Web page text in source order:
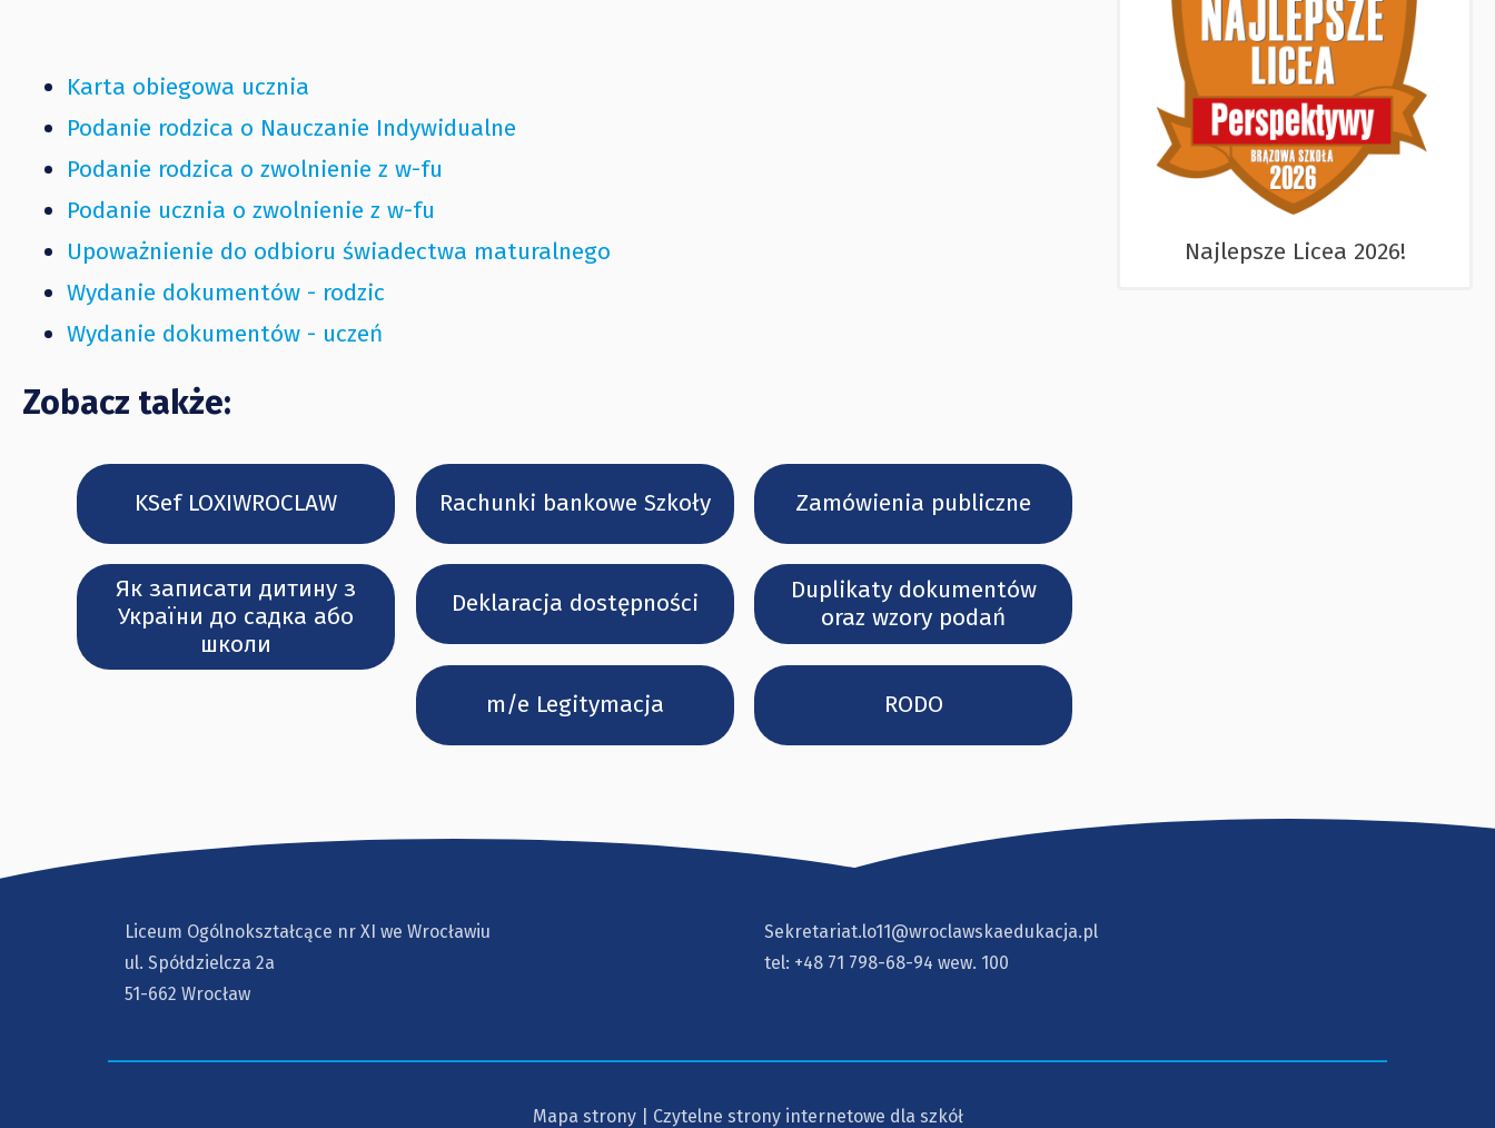
Karta obiegowa ucznia
Podanie rodzica o Nauczanie Indywidualne
Podanie rodzica o zwolnienie z w-fu
Podanie ucznia o zwolnienie z w-fu
Upoważnienie do odbioru świadectwa maturalnego
Wydanie dokumentów - rodzic
Wydanie dokumentów - uczeń
Zobacz także:
KSef LOXIWROCLAW Rachunki bankowe Szkoły Zamówienia publiczne
Як записати дитину з
України до садка або
школи
Deklaracja dostępności
Duplikaty dokumentów
oraz wzory podań
m/e Legitymacja RODO
Najlepsze Licea 2026!
Liceum Ogólnokształcące nr XI we Wrocławiu
ul. Spółdzielcza 2a
51-662 Wrocław
Sekretariat.lo11@wroclawskaedukacja.pl
tel: +48 71 798-68-94 wew. 100
Mapa strony| Czytelne strony internetowe dla szkół